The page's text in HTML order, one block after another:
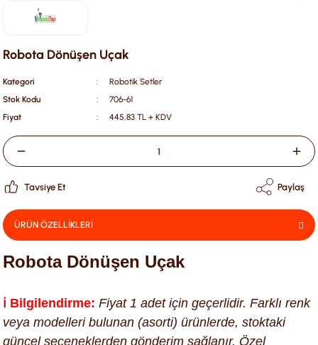
Robota Dönüşen Uçak
Kategori
Robotik Setler
Stok Kodu
706-61
Fiyat
445,83 TL + KDV
Tavsiye Et Paylaş
ÜRÜN ÖZELLİKLERİ
Robota Dönüşen Uçak
ℹ️ Bilgilendirme: Fiyat 1 adet için geçerlidir. Farklı renk
veya modelleri bulunan (asorti) ürünlerde, stoktaki
güncel seçeneklerden gönderim sağlanır. Özel